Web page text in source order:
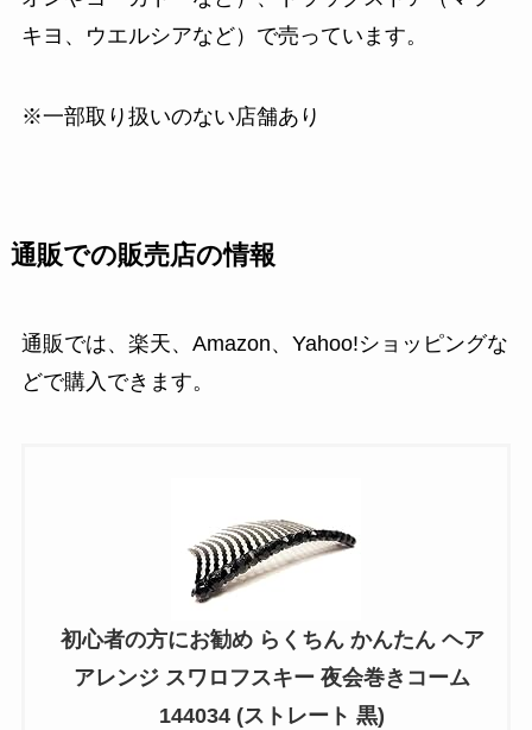
キヨ、ウエルシアなど）で売っています。
※一部取り扱いのない店舗あり
通販での販売店の情報
通販では、楽天、Amazon、Yahoo!ショッピングな
どで購入できます。
初心者の方にお勧め らくちん かんたん ヘア
アレンジ スワロフスキー 夜会巻きコーム
144034 (ストレート 黒)